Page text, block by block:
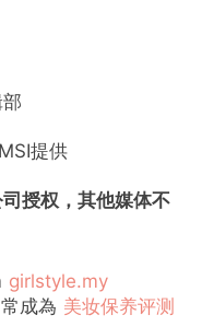
提供
授权，其他媒体不
girlstyle.my
成為 美妆保养评测